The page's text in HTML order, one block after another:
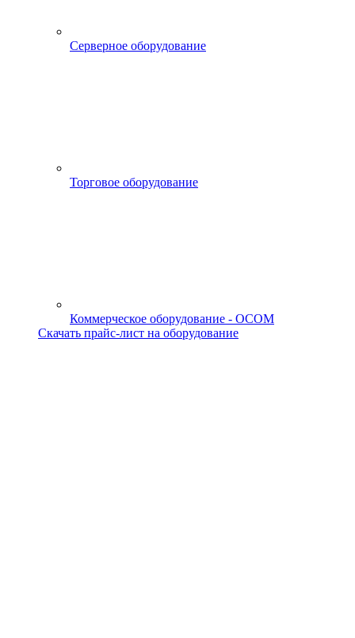
Серверное оборудование
Торговое оборудование
Коммерческое оборудование - OCOM
Скачать прайс-лист на оборудование